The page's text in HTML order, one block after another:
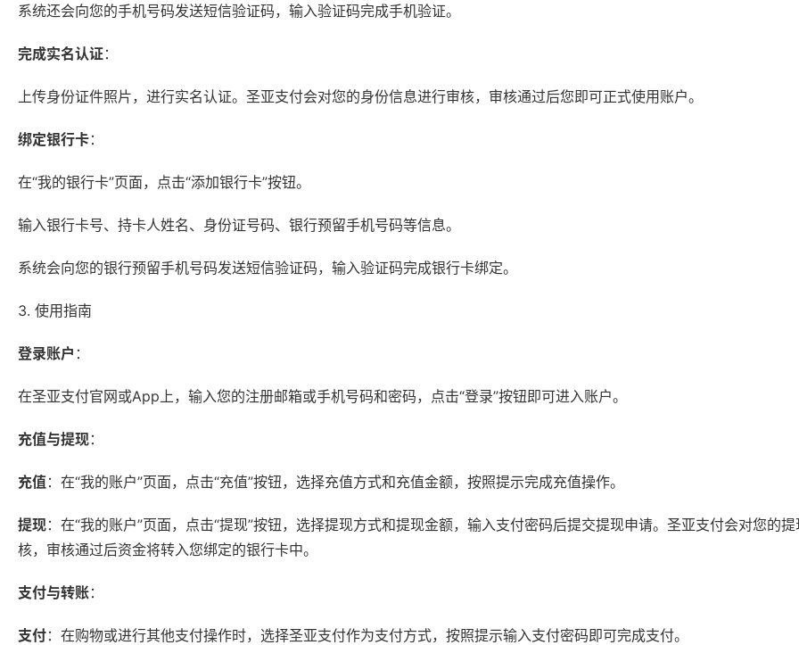
系统还会向您的手机号码发送短信验证码，输入验证码完成手机验证。
完成实名认证：
上传身份证件照片，进行实名认证。圣亚支付会对您的身份信息进行审核，审核通过后您即可正式使用账户。
绑定银行卡：
在“我的银行卡”页面，点击“添加银行卡”按钮。
输入银行卡号、持卡人姓名、身份证号码、银行预留手机号码等信息。
系统会向您的银行预留手机号码发送短信验证码，输入验证码完成银行卡绑定。
3. 使用指南
登录账户 ：
在圣亚支付官网或App上，输入您的注册邮箱或手机号码和密码，点击“登录”按钮即可进入账户。
充值与提现：
充值：在“我的账户”页面，点击“充值”按钮，选择充值方式和充值金额，按照提示完成充值操作。
提现：在“我的账户”页面，点击“提现”按钮，选择提现方式和提现金额，输入支付密码后提交提现申请。圣亚支付会对您的
核，审核通过后资金将转入您绑定的银行卡中。
支付与转账：
支付：在购物或进行其他支付操作时，选择圣亚支付作为支付方式，按照提示输入支付密码即可完成支付。